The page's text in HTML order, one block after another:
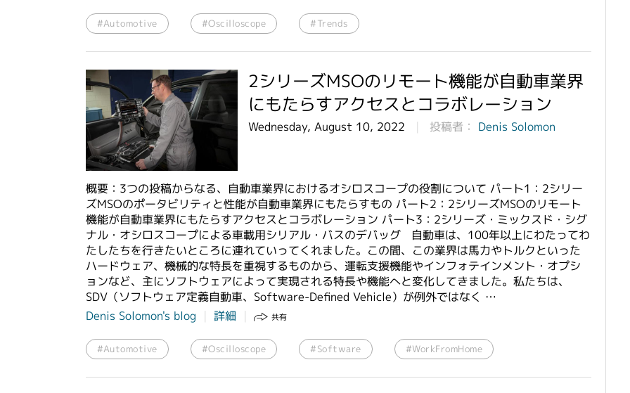
#Automotive #Oscilloscope #Trends
2シリーズMSOのリモート機能が自動車業界
にもたらすアクセスとコラボレーション
Wednesday, August 10, 2022 投稿者： Denis Solomon
概要：3つの投稿からなる、自動車業界におけるオシロスコープの役割について パート1：2シリー
ズMSOのポータビリティと性能が自動車業界にもたらすもの パート2：2シリーズMSOのリモート
機能が自動車業界にもたらすアクセスとコラボレーション パート3：2シリーズ・ミックスド・シグ
ナル・オシロスコープによる車載用シリアル・バスのデバッグ 自動車は、100年以上にわたってわ
たしたちを行きたいところに連れていってくれました。この間、この業界は馬力やトルクといった
ハードウェア、機械的な特長を重視するものから、運転支援機能やインフォテインメント・オプシ
ョンなど、主にソフトウェアによって実現される特長や機能へと変化してきました。私たちは、
SDV（ソフトウェア定義自動車、Software-Defined Vehicle）が例外ではなく …
Denis Solomon's blog
詳細 共有
#Automotive #Oscilloscope #Software #WorkFromHome